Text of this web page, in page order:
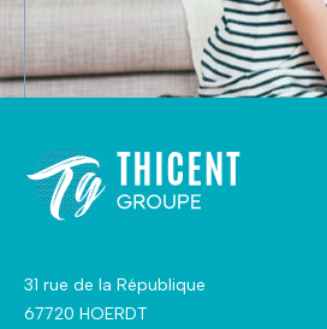
31 rue de la République
67720 HOERDT